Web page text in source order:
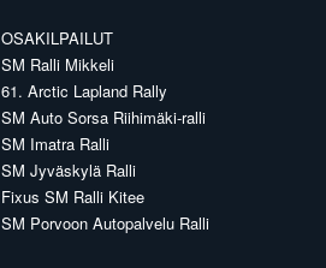
OSAKILPAILUT
SM Ralli Mikkeli
61. Arctic Lapland Rally
SM Auto Sorsa Riihimäki-ralli
SM Imatra Ralli
SM Jyväskylä Ralli
Fixus SM Ralli Kitee
SM Porvoon Autopalvelu Ralli